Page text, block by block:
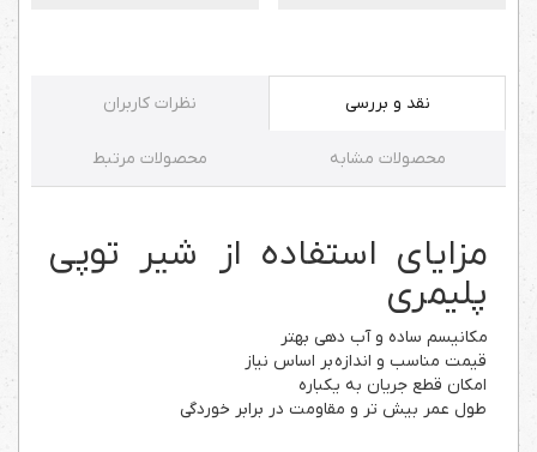
نقد و بررسی نظرات کاربران
محصولات مشابه محصولات مرتبط
مزایای استفاده از شیر توپی
پلیمری
مکانیسم ساده و آب دهی بهتر
قیمت مناسب و اندازه بر اساس نیاز
امکان قطع جریان به یکباره
طول عمر بیش تر و مقاومت در برابر خوردگی